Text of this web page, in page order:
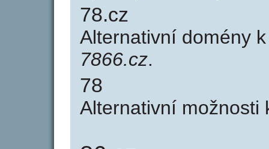
78.cz
Alternativní domény
7866.cz.
78
Alternativní možnosti